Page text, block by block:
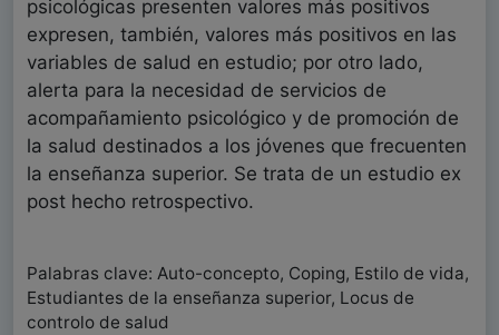
psicológicas presenten valores más positivos
expresen, también, valores más positivos en las
variables de salud en estudio; por otro lado,
alerta para la necesidad de servicios de
acompañamiento psicológico y de promoción de
la salud destinados a los jóvenes que frecuenten
la enseñanza superior. Se trata de un estudio ex
post hecho retrospectivo.
Palabras clave: Auto-concepto, Coping, Estilo de vida,
Estudiantes de la enseñanza superior, Locus de
controlo de salud